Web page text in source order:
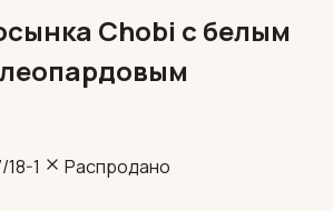
Chobi с белым
1
Распродано